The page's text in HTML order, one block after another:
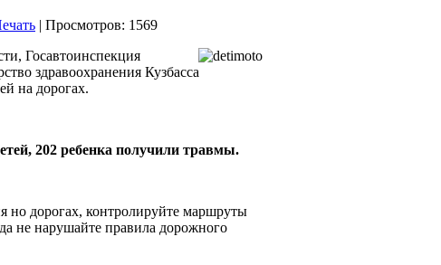
| Просмотров: 1569
Госавтоинспекция
здравоохранения Кузбасса
на дорогах.
202 ребенка получили травмы.
но дорогах, контролируйте маршруты
не нарушайте правила дорожного